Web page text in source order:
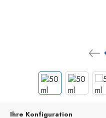
Ihre Konfiguration